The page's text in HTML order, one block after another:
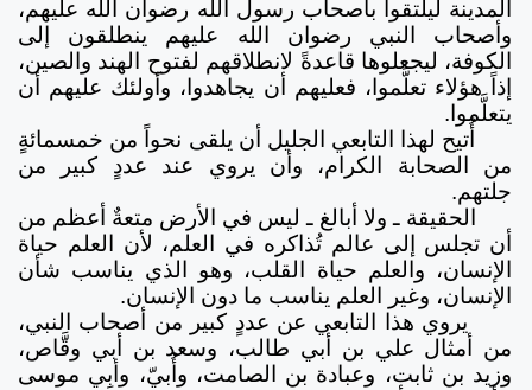
المدينة ليلتقوا بأصحاب رسول الله رضوان الله عليهم،
وأصحاب النبي رضوان الله عليهم ينطلقون إلى
الكوفة، ليجعلوها قاعدةً لانطلاقهم لفتوح الهند والصين،
إذاً هؤلاء تعلَّموا، فعليهم أن يجاهدوا، وأولئك عليهم أن
يتعلَّموا.
أُتيح لهذا التابعي الجليل أن يلقى نحواً من خمسمائةٍ
من الصحابة الكرام، وأن يروي عند عددٍ كبير من
جلتهم.
الحقيقة ـ ولا أبالغ ـ ليس في الأرض متعةٌ أعظم من
أن تجلس إلى عالم تُذاكره في العلم، لأن العلم حياة
الإنسان، والعلم حياة القلب، وهو الذي يناسب شأن
الإنسان، وغير العلم يناسب ما دون الإنسان.
يروي هذا التابعي عن عددٍ كبير من أصحاب النبي،
من أمثال علي بن أبي طالب، وسعد بن أبي وقَّاص،
وزيد بن ثابت، وعبادة بن الصامت، وأُبيّ، وأبِي موسى